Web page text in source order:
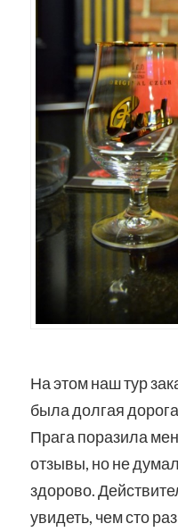
На этом наш тур
была долгая
Прага поразила
отзывы, но не
здорово.
увидеть, чем сто